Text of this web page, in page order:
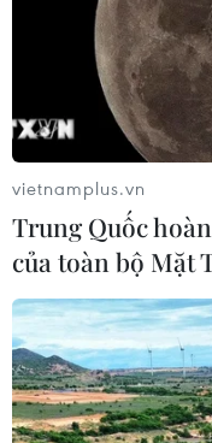
vietnamplus.vn
Trung Quốc
của toàn bộ Mặt